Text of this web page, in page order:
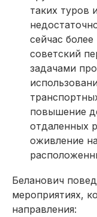
таких туров
сейчас
советский
задачами
повышение
отдаленных
оживление
Беланович
мероприятиях,
направления: